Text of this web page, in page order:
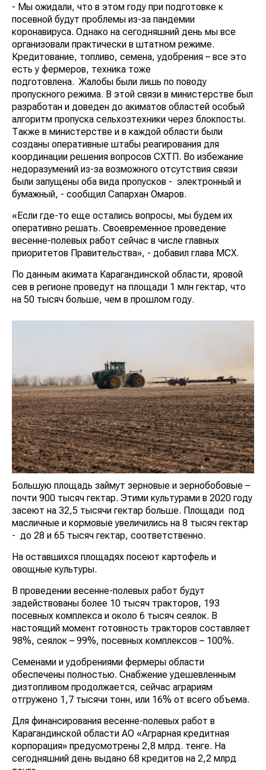
- Мы ожидали, что в этом году при подготовке к
посевной будут проблемы из-за пандемии
коронавируса. Однако на сегодняшний день мы все
организовали практически в штатном режиме.
Кредитование, топливо, семена, удобрения – все это
есть у фермеров, техника тоже
подготовлена. Жалобы были лишь по поводу
пропускного режима. В этой связи в министерстве был
разработан и доведен до акиматов областей особый
алгоритм пропуска сельхозтехники через блокпосты.
Также в министерстве и в каждой области были
созданы оперативные штабы реагирования для
координации решения вопросов СХТП. Во избежание
недоразумений из-за возможного отсутствия связи
были запущены оба вида пропусков - электронный и
бумажный, - сообщил Сапархан Омаров.
«Если где-то еще остались вопросы, мы будем их
оперативно решать. Своевременное проведение
весенне-полевых работ сейчас в числе главных
приоритетов Правительства», - добавил глава МСХ.
По данным акимата Карагандинской области, яровой
сев в регионе проведут на площади 1 млн гектар, что
на 50 тысяч больше, чем в прошлом году.
Большую площадь займут зерновые и зернобобовые –
почти 900 тысяч гектар. Этими культурами в 2020 году
засеют на 32,5 тысячи гектар больше. Площади под
масличные и кормовые увеличились на 8 тысяч гектар
- до 28 и 65 тысяч гектар, соответственно.
На оставшихся площадях посеют картофель и
овощные культуры.
В проведении весенне-полевых работ будут
задействованы более 10 тысяч тракторов, 193
посевных комплекса и около 6 тысяч сеялок. В
настоящий момент готовность тракторов составляет
98%, сеялок – 99%, посевных комплексов – 100%.
Семенами и удобрениями фермеры области
обеспечены полностью. Снабжение удешевленным
дизтопливом продолжается, сейчас аграриям
отгружено 1,7 тысячи тонн, или 16% от всего объема.
Для финансирования весенне-полевых работ в
Карагандинской области АО «Аграрная кредитная
корпорация» предусмотрены 2,8 млрд. тенге. На
сегодняшний день выдано 68 кредитов на 2,2 млрд